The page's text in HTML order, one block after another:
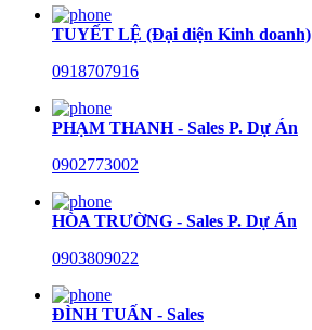
TUYẾT LỆ (Đại diện Kinh doanh)
0918707916
PHẠM THANH - Sales P. Dự Án
0902773002
HÒA TRƯỜNG - Sales P. Dự Án
0903809022
ĐÌNH TUẤN - Sales